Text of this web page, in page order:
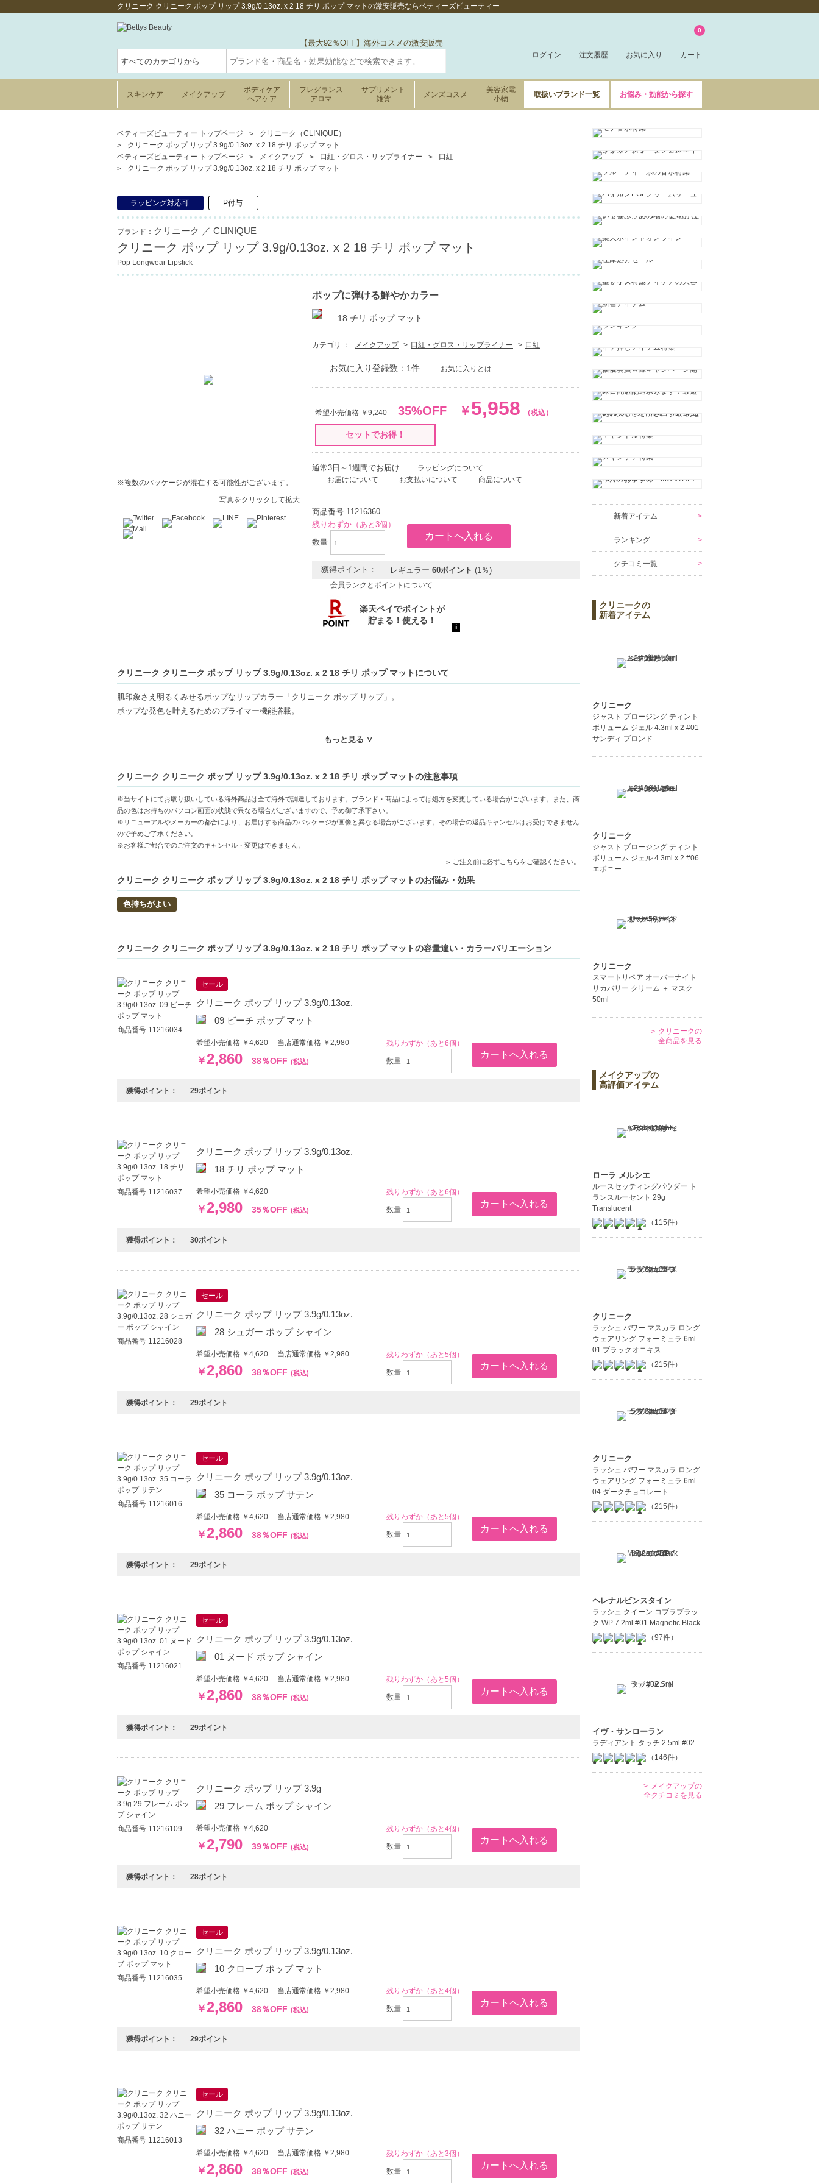
クリニーク クリニーク ポップ リップ 3.9g/0.13oz. x 2 18 チリ ポップ マットの激安販売ならベティーズビューティー
【最大92％OFF】海外コスメの激安販売
ログイン 注文履歴 お気に入り カート
0
スキンケア メイクアップ
ボディケア
ヘアケア
フレグランス
アロマ
サプリメント
雑貨
メンズコスメ
美容家電
小物
取扱いブランド一覧 お悩み・効能から探す
ベティーズビューティー トップページ
クリニーク（CLINIQUE）
クリニーク ポップ リップ 3.9g/0.13oz. x 2 18 チリ ポップ マット
ベティーズビューティー トップページ
メイクアップ 口紅・グロス・リップライナー
口紅
クリニーク ポップ リップ 3.9g/0.13oz. x 2 18 チリ ポップ マット
ラッピング対応可 P付与
ブランド： クリニーク ／ CLINIQUE
クリニーク ポップ リップ 3.9g/0.13oz. x 2 18 チリ ポップ マット
Pop Longwear Lipstick
※複数のパッケージが混在する可能性がございます。
写真をクリックして拡大
ポップに弾ける鮮やかカラー
18 チリ ポップ マット
カテゴリ ： メイクアップ 口紅・グロス・リップライナー 口紅
お気に入り登録数：1件 お気に入りとは
希望小売価格 ￥9,240 35%OFF ￥5,958 （税込）
セットでお得！
通常3日～1週間でお届け
ラッピングについて
お届けについて
お支払いについて 商品について
商品番号 11216360
残りわずか（あと3個）
数量
獲得ポイント： レギュラー 60ポイント (1％)
会員ランクとポイントについて
クリニーク クリニーク ポップ リップ 3.9g/0.13oz. x 2 18 チリ ポップ マットについて
肌印象さえ明るくみせるポップなリップカラー「クリニーク ポップ リップ」。
ポップな発色を叶えるためのプライマー機能搭載。
唇の縦ジワをカバーして目立たなくし、唇に潤いを与えてふっくら柔らかに。
シャイン・サテン・マットの３つの仕上がりで、自分らしく彩って。
【3つの仕上がり】
・シャイン：ヒアルロン酸Naなどの保湿成分配合で、潤しながら、輝きのあるツヤめく唇に。
・サテン：サテンのような上品でなめらかな光沢感。にじみにくく、唇の輪郭を際立たせます。
・マット：マットなのに、唇が乾きにくい独自フォーミュラ。軽やかな付け心地で、鮮やかカラーが持続。
【商品の特徴】
ポップな発色-明るい印象を与える鮮やかなカラー展開。
多彩な仕上がり-シャイン、サテン、マットから選べる3つの仕上がり。
【こんな方へおすすめ】
唇の乾燥が気になる方、長時間のリップメイクで潤いを求める方。
もっと見る ∨
クリニーク クリニーク ポップ リップ 3.9g/0.13oz. x 2 18 チリ ポップ マットの注意事項
※当サイトにてお取り扱いしている海外商品は全て海外で調達しております。ブランド・商品によっては処方を変更している場合がございます。また、商
品の色はお持ちのパソコン画面の状態で異なる場合がございますので、予め御了承下さい。
※リニューアルやメーカーの都合により、お届けする商品のパッケージが画像と異なる場合がございます。その場合の返品キャンセルはお受けできません
ので予めご了承ください。
※お客様ご都合でのご注文のキャンセル・変更はできません。
ご注文前に必ずこちらをご確認ください。
クリニーク クリニーク ポップ リップ 3.9g/0.13oz. x 2 18 チリ ポップ マットのお悩み・効果
色持ちがよい
クリニーク クリニーク ポップ リップ 3.9g/0.13oz. x 2 18 チリ ポップ マットの容量違い・カラーバリエーション
商品番号 11216034
セール
クリニーク ポップ リップ 3.9g/0.13oz.
09 ビーチ ポップ マット
希望小売価格 ￥4,620 当店通常価格 ￥2,980
￥2,860 38％OFF (税込)
残りわずか（あと6個）
数量
獲得ポイント： 29ポイント
商品番号 11216037
クリニーク ポップ リップ 3.9g/0.13oz.
18 チリ ポップ マット
希望小売価格 ￥4,620
￥2,980 35％OFF (税込)
残りわずか（あと6個）
数量
獲得ポイント： 30ポイント
商品番号 11216028
セール
クリニーク ポップ リップ 3.9g/0.13oz.
28 シュガー ポップ シャイン
希望小売価格 ￥4,620 当店通常価格 ￥2,980
￥2,860 38％OFF (税込)
残りわずか（あと5個）
数量
獲得ポイント： 29ポイント
商品番号 11216016
セール
クリニーク ポップ リップ 3.9g/0.13oz.
35 コーラ ポップ サテン
希望小売価格 ￥4,620 当店通常価格 ￥2,980
￥2,860 38％OFF (税込)
残りわずか（あと5個）
数量
獲得ポイント： 29ポイント
商品番号 11216021
セール
クリニーク ポップ リップ 3.9g/0.13oz.
01 ヌード ポップ シャイン
希望小売価格 ￥4,620 当店通常価格 ￥2,980
￥2,860 38％OFF (税込)
残りわずか（あと5個）
数量
獲得ポイント： 29ポイント
商品番号 11216109
クリニーク ポップ リップ 3.9g
29 フレーム ポップ シャイン
希望小売価格 ￥4,620
￥2,790 39％OFF (税込)
残りわずか（あと4個）
数量
獲得ポイント： 28ポイント
商品番号 11216035
セール
クリニーク ポップ リップ 3.9g/0.13oz.
10 クローブ ポップ マット
希望小売価格 ￥4,620 当店通常価格 ￥2,980
￥2,860 38％OFF (税込)
残りわずか（あと4個）
数量
獲得ポイント： 29ポイント
商品番号 11216013
セール
クリニーク ポップ リップ 3.9g/0.13oz.
32 ハニー ポップ サテン
希望小売価格 ￥4,620 当店通常価格 ￥2,980
￥2,860 38％OFF (税込)
残りわずか（あと3個）
数量
新着アイテム
ランキング
クチコミ一覧
クリニークの
新着アイテム
クリニーク
ジャスト ブロージング ティント
ボリューム ジェル 4.3ml x 2 #01
サンディ ブロンド
クリニーク
ジャスト ブロージング ティント
ボリューム ジェル 4.3ml x 2 #06
エボニー
クリニーク
スマートリペア オーバーナイト
リカバリー クリーム ＋ マスク
50ml
クリニークの
全商品を見る
メイクアップの
高評価アイテム
ローラ メルシエ
ルースセッティングパウダー ト
ランスルーセント 29g
Translucent
（115件）
クリニーク
ラッシュ パワー マスカラ ロング
ウェアリング フォーミュラ 6ml
01 ブラックオニキス
（215件）
クリニーク
ラッシュ パワー マスカラ ロング
ウェアリング フォーミュラ 6ml
04 ダークチョコレート
（215件）
ヘレナルビンスタイン
ラッシュ クイーン コブラブラッ
ク WP 7.2ml #01 Magnetic Black
（97件）
イヴ・サンローラン
ラディアント タッチ 2.5ml #02
（146件）
メイクアップの
全クチコミを見る